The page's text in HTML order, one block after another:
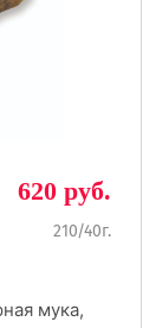
620 руб.
210/40г.
мука,